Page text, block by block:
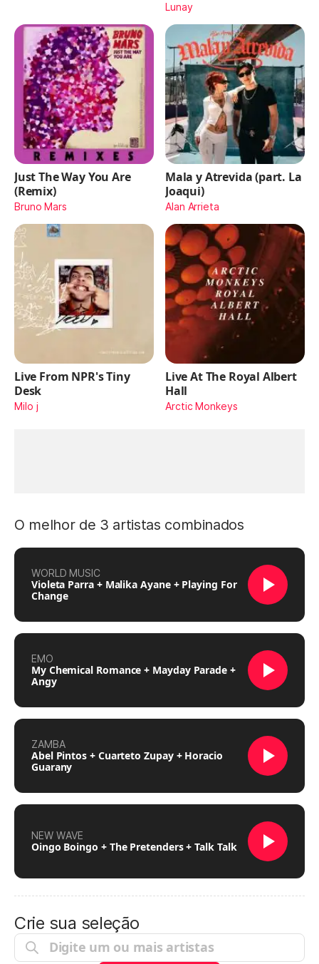
Lunay
Just The Way You Are
(Remix)
Bruno Mars
Mala y Atrevida (part. La
Joaqui)
Alan Arrieta
Live From NPR's Tiny
Desk
Milo j
Live At The Royal Albert
Hall
Arctic Monkeys
O melhor de 3 artistas combinados
WORLD MUSIC
Violeta Parra + Malika Ayane + Playing For
Change
EMO
My Chemical Romance + Mayday Parade +
Angy
ZAMBA
Abel Pintos + Cuarteto Zupay + Horacio
Guarany
NEW WAVE
Oingo Boingo + The Pretenders + Talk Talk
Crie sua seleção